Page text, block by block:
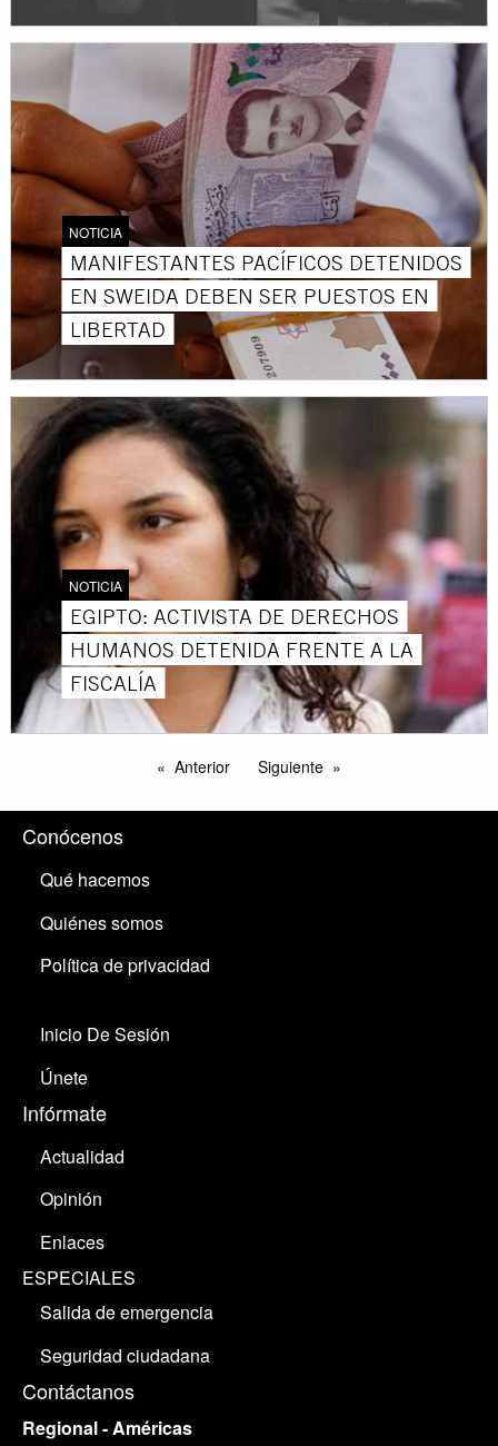
NOTICIA
MANIFESTANTES PACÍFICOS DETENIDOS
EN SWEIDA DEBEN SER PUESTOS EN
LIBERTAD
NOTICIA
EGIPTO: ACTIVISTA DE DERECHOS
HUMANOS DETENIDA FRENTE A LA
FISCALÍA
Anterior Siguiente
Conócenos
Qué hacemos
Quiénes somos
Política de privacidad
Inicio De Sesión
Únete
Infórmate
Actualidad
Opinión
Enlaces
ESPECIALES
Salida de emergencia
Seguridad ciudadana
Contáctanos
Regional - Américas